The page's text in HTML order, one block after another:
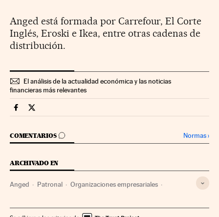
Anged está formada por Carrefour, El Corte
Inglés, Eroski e Ikea, entre otras cadenas de
distribución.
El análisis de la actualidad económica y las noticias
financieras más relevantes
Companias Cinco Días en Facebook
Companias Cinco Días en Twitter
COMENTARIOS
IR A LOS COMENTARIOS Normas›
ARCHIVADO EN
Anged Patronal Organizaciones empresariales